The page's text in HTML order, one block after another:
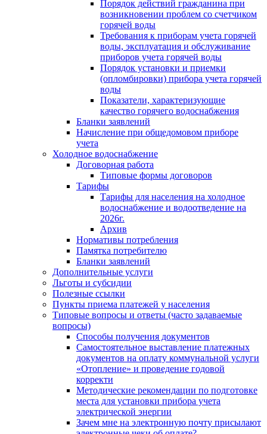
Порядок действий гражданина при
возникновении проблем со счетчиком
горячей воды
Требования к приборам учета горячей
воды, эксплуатация и обслуживание
приборов учета горячей воды
Порядок установки и приемки
(опломбировки) прибора учета горячей
воды
Показатели, характеризующие
качество горячего водоснабжения
Бланки заявлений
Начисление при общедомовом приборе
учета
Холодное водоснабжение
Договорная работа
Типовые формы договоров
Тарифы
Тарифы для населения на холодное
водоснабжение и водоотведение на
2026г.
Архив
Нормативы потребления
Памятка потребителю
Бланки заявлений
Дополнительные услуги
Льготы и субсидии
Полезные ссылки
Пункты приема платежей у населения
Типовые вопросы и ответы (часто задаваемые
вопросы)
Способы получения документов
Самостоятельное выставление платежных
документов на оплату коммунальной услуги
«Отопление» и проведение годовой
корректи
Методические рекомендации по подготовке
места для установки прибора учета
электрической энергии
Зачем мне на электронную почту присылают